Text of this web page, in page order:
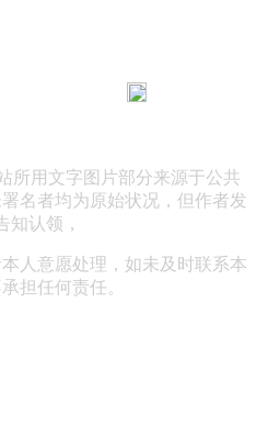
所用文字图片部分来源于公共
名者均为原始状况，但作者发
知认领，
人意愿处理，如未及时联系本
担任何责任。